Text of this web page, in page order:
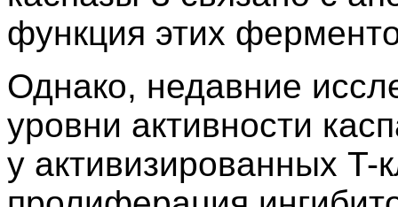
функция этих
Однако, недавние
уровни активности
у активизированных T-